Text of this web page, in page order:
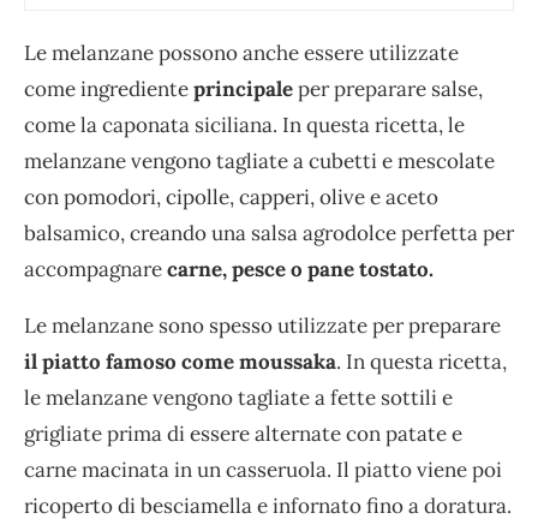
Le melanzane possono anche essere utilizzate
come ingredienteprincipaleper preparare salse,
come la caponata siciliana. In questa ricetta, le
melanzane vengono tagliate a cubetti e mescolate
con pomodori, cipolle, capperi, olive e aceto
balsamico, creando una salsa agrodolce perfetta per
accompagnarecarne, pesce o pane tostato.
Le melanzane sono spesso utilizzate per preparare
il piatto famoso come moussaka. In questa ricetta,
le melanzane vengono tagliate a fette sottili e
grigliate prima di essere alternate con patate e
carne macinata in un casseruola. Il piatto viene poi
ricoperto di besciamella e infornato fino a doratura.